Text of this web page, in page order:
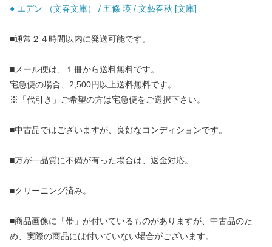
● エデン （文春文庫） / 五條 瑛 / 文藝春秋 [文庫]
■通常２４時間以内に発送可能です。
■メール便は、１冊から送料無料です。
宅急便の場合、2,500円以上送料無料です。
※「代引き」ご希望の方は宅急便をご選択下さい。
■中古品ではございますが、良好なコンディションです。
■万が一品質に不備が有った場合は、返金対応。
■クリーニング済み。
■商品画像に「帯」が付いているものがありますが、中古品のた
め、実際の商品には付いていない場合がございます。